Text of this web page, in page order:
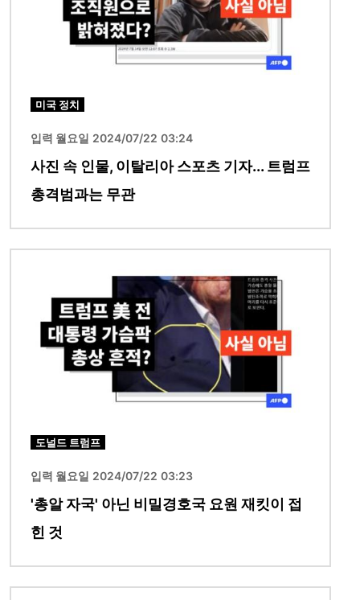
미국 정치
입력 월요일 2024/07/22 03:24
사진 속 인물, 이탈리아 스포츠 기자... 트럼프
총격범과는 무관
도널드 트럼프
입력 월요일 2024/07/22 03:23
'총알 자국' 아닌 비밀경호국 요원 재킷이 접
힌 것